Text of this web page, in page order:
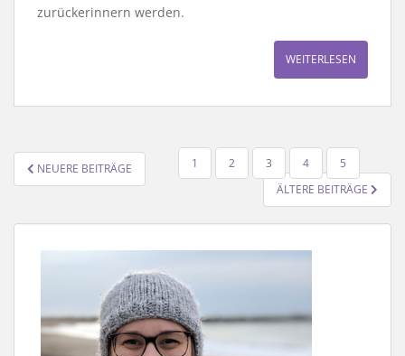
zurückerinnern werden.
WEITERLESEN
SEITENNUMMERIERUNG
DER
NEUERE BEITRÄGE 1 2 3 4
5
ÄLTERE BEITRÄGE